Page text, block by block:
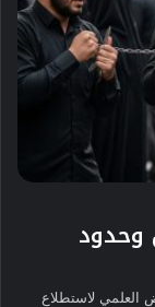
لاستطلاع